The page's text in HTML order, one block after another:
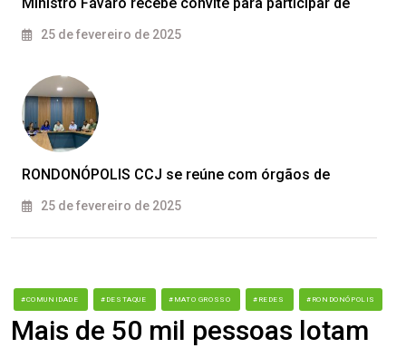
25 de fevereiro de 2025
RONDONÓPOLIS CCJ se reúne com órgãos de
25 de fevereiro de 2025
#COMUNIDADE #DESTAQUE #MATO GROSSO #REDES #RONDONÓPOLIS
Mais de 50 mil pessoas lotam